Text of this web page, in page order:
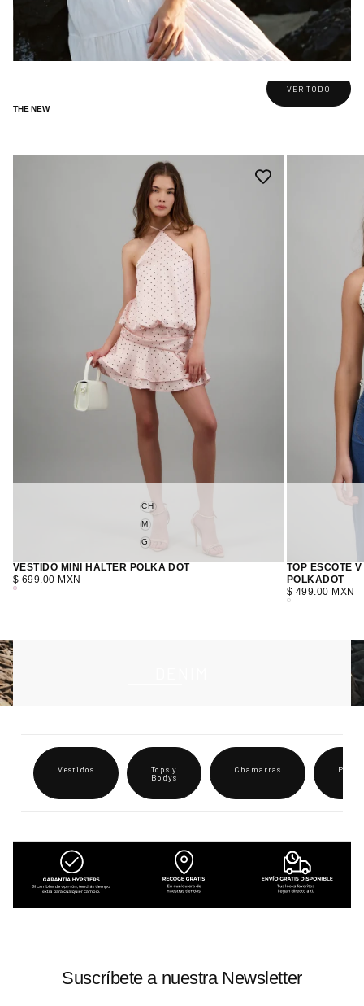
THE NEW
CH
M
G
VESTIDO MINI HALTER POLKA DOT
PRECIO
REGULAR
$ 699.00 MXN
ROSA
TOP ESCOTE
POLKADOT
PRECIO
REGULAR
$ 499.00 MXN
BLANCO
VER TODO
Vestidos
Tops y
Bodys
Chamarras
Suscríbete a nuestra Newsletter